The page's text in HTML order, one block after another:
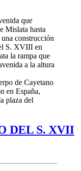
que
Mislata hasta
construcción
S. XVIII en
la rampa que
a la altura
de Cayetano
en España,
plaza del
DEL S. XVII